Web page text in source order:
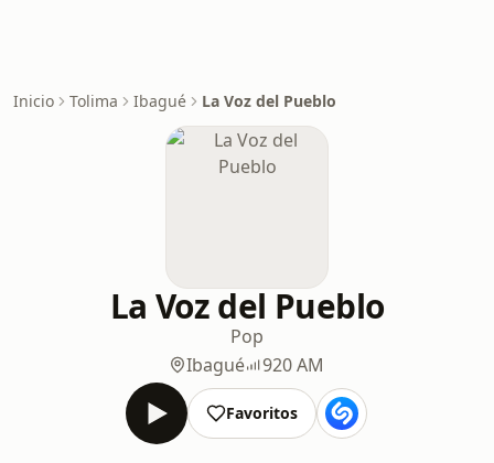
Inicio Tolima Ibagué La Voz del Pueblo
La Voz del Pueblo
Pop
Ibagué
920 AM
Favoritos